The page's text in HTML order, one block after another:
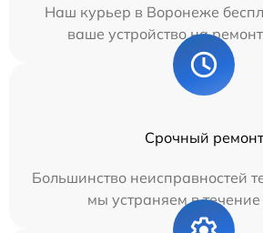
Наш курьер в Воронеже
ваше устройство на
Срочный ремонт
Большинство неисправностей
мы устраняем в течение